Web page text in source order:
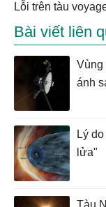
lỗi trên tàu
Bài viết liên
Vùng
ánh
Lý
lửa"